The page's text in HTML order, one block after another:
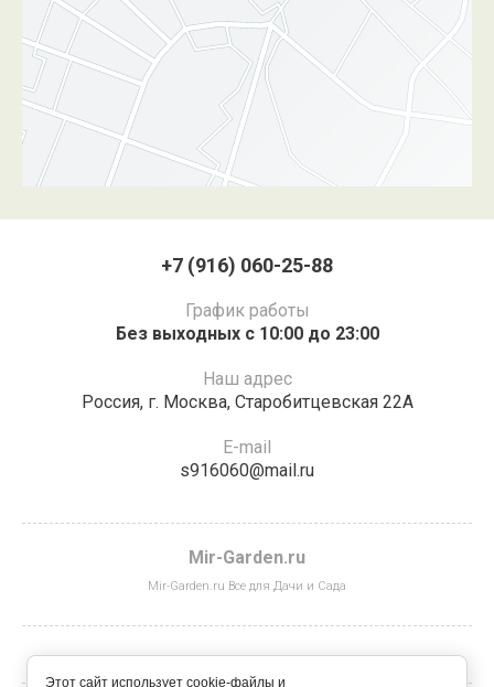
+7 (916) 060-25-88
График работы
Без выходных с 10:00 до 23:00
Наш адрес
Россия,​ г.​ Москва, Старобитцевская 22А​
E-mail
s916060@mail.ru
Mir-Garden.ru
Mir-Garden.ru Все для Дачи и Сада
Этот сайт использует cookie-файлы и